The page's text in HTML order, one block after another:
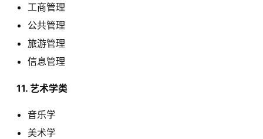
工商管理
公共管理
旅游管理
信息管理
  11. 艺术学类
音乐学
美术学